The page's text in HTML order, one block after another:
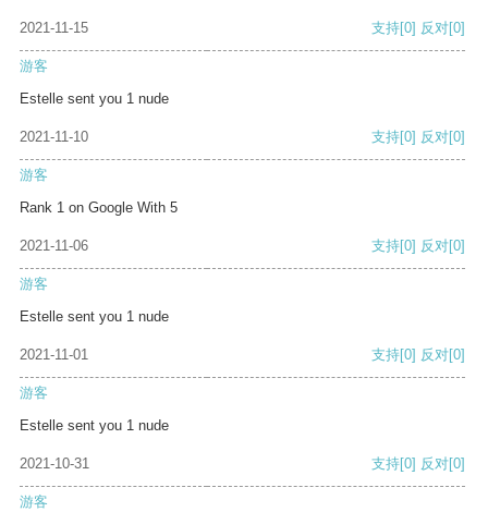
2021-11-15 支持[0] 反对[0]
游客
Estelle sent you 1 nude
2021-11-10 支持[0] 反对[0]
游客
Rank 1 on Google With 5
2021-11-06 支持[0] 反对[0]
游客
Estelle sent you 1 nude
2021-11-01 支持[0] 反对[0]
游客
Estelle sent you 1 nude
2021-10-31 支持[0] 反对[0]
游客